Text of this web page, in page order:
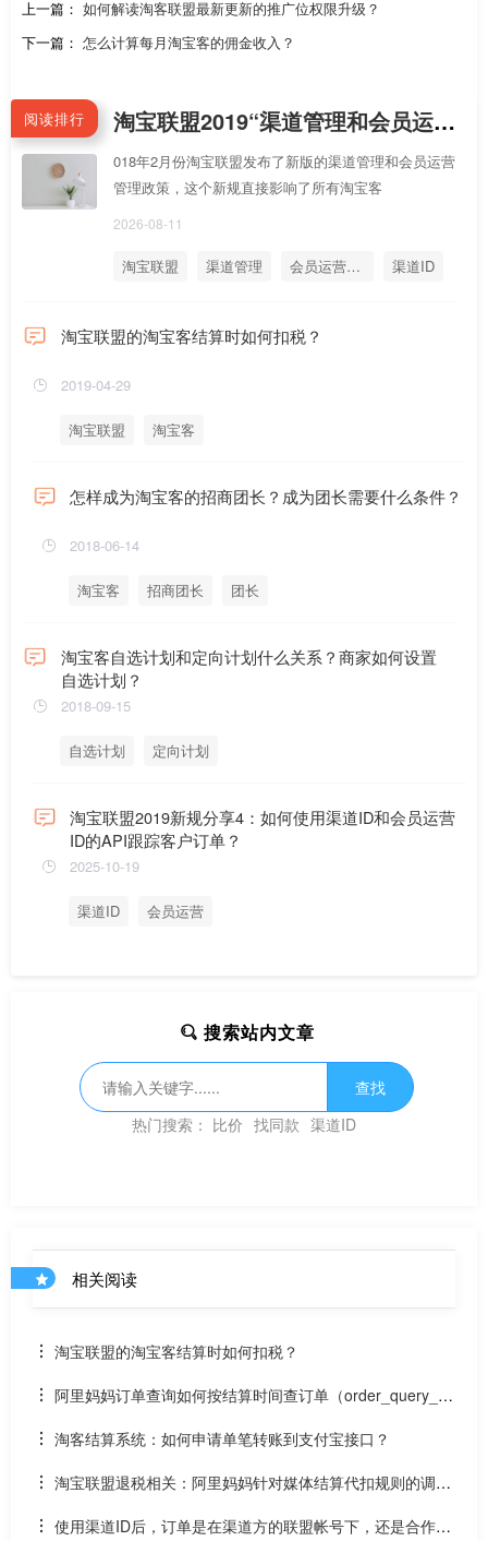
上一篇： 如何解读淘客联盟最新更新的推广位权限升级？
下一篇： 怎么计算每月淘宝客的佣金收入？
阅读排行 淘宝联盟2019“渠道管理和会员运营管理”新规分享1：如何使用渠道ID和会员运营ID的API绑定客户
018年2月份淘宝联盟发布了新版的渠道管理和会员运营
管理政策，这个新规直接影响了所有淘宝客
2026-08-11
淘宝联盟 渠道管理 会员运营管理
渠道ID
淘宝联盟的淘宝客结算时如何扣税？
2019-04-29
淘宝联盟 淘宝客
怎样成为淘宝客的招商团长？成为团长需要什么条件？
2018-06-14
淘宝客 招商团长 团长
淘宝客自选计划和定向计划什么关系？商家如何设置
自选计划？
2018-09-15
自选计划 定向计划
淘宝联盟2019新规分享4：如何使用渠道ID和会员运营
ID的API跟踪客户订单？
2025-10-19
渠道ID 会员运营
搜索站内文章
查找
热门搜索： 比价 找同款 渠道ID
相关阅读
淘宝联盟的淘宝客结算时如何扣税？
阿里妈妈订单查询如何按结算时间查订单（order_query_ty
pe为settle_time）？
淘客结算系统：如何申请单笔转账到支付宝接口？
淘宝联盟退税相关：阿里妈妈针对媒体结算代扣规则的调整
公告使用渠道ID后，订单是在渠道方的联盟帐号下，还是合作方